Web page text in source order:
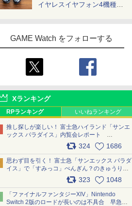
イヤレスイヤフォン4機種を
GAME Watch をフォローする
Xランキング
RPランキング いいねランキング
推し探しが楽しい！ 富士急ハイランド「サンエ
ックス パラダイス」内覧会レポート
324 1686
思わず目を引く！ 富士急「サンエックス パラダ
イス」で「すみっコ」ぺんぎん？のきゅうりド
ッグを食べてみた イラストそのままのメニュ
ー化に挑戦。これが意外にもおいしい
pic.x.com/Kgl04hZaeg
323 1048
「ファイナルファンタジーXIV」Nintendo
Switch 2版のロードが長いのは不具合 早急に